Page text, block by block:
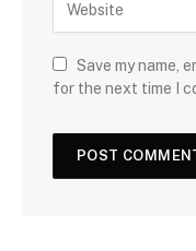
Save my name,
for the next time I